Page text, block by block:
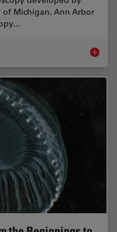
Michigan, Ann Arbor
Total